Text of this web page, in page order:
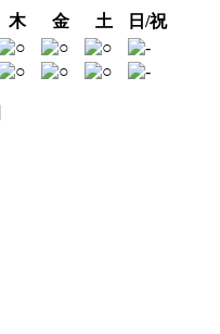
木 金 土
日/祝